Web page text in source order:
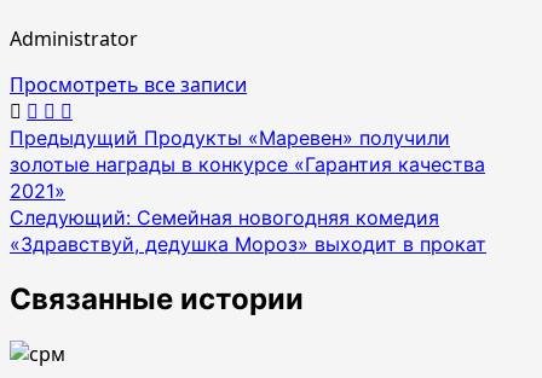
Administrator
Просмотреть все записи
Навигация
по
записям
Предыдущий Продукты «Маревен» получили
золотые награды в конкурсе «Гарантия качества
2021»
Следующий: Семейная новогодняя комедия
«Здравствуй, дедушка Мороз» выходит в прокат
Связанные истории